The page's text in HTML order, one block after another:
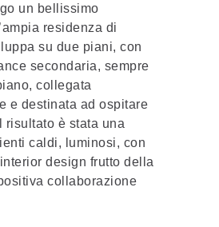
un bellissimo
residenza di
su due piani, con
secondaria, sempre
collegata
e destinata ad ospitare
risultato è stata una
caldi, luminosi, con
design frutto della
collaborazione